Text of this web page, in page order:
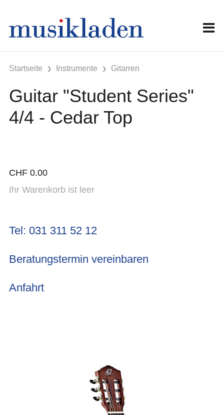
Startseite Instrumente Gitarren
Guitar "Student Series"
4/4 - Cedar Top
CHF 0.00
Ihr Warenkorb ist leer
Tel: 031 311 52 12
Beratungstermin vereinbaren
Anfahrt